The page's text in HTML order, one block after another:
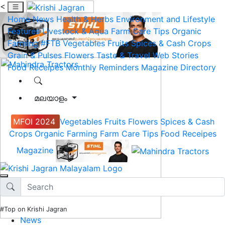
<
Home News Health & Herbs Environment and Lifestyle
Features Livestock & Aqua Farm Care Tips Organic
Farming #FTB Vegetables Fruits Spices & Cash Crops
Grain & Pulses Flowers Taste & Travel Web Stories
Food Receipes Monthly Reminders Magazine Directory
മലയാളം
MFOI 2024 Vegetables Fruits Flowers Spices & Cash
Crops Organic Farming Farm Care Tips Food Receipes
Magazine
#Top on Krishi Jagran
News